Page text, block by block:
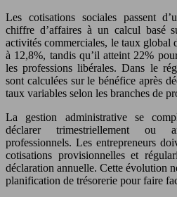
Les cotisations sociales passent
chiffre d’affaires à un calcul basé
activités commerciales, le taux global
à 12,8%, tandis qu’il atteint 22%
les professions libérales. Dans le
sont calculées sur le bénéfice après
taux variables selon les branches de
La gestion administrative se
déclarer trimestriellement ou
professionnels. Les entrepreneurs
cotisations provisionnelles et
déclaration annuelle. Cette évolution
planification de trésorerie pour faire